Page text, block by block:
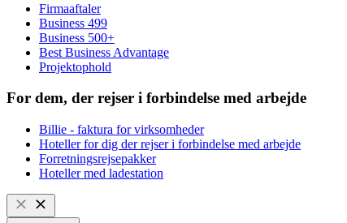
Firmaaftaler
Business 499
Business 500+
Best Business Advantage
Projektophold
For dem, der rejser i forbindelse med arbejde
Billie - faktura for virksomheder
Hoteller for dig der rejser i forbindelse med arbejde
Forretningsrejsepakker
Hoteller med ladestation